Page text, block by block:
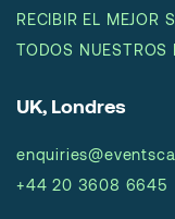
RECIBIR EL MEJOR
TODOS NUESTROS
UK, Londres
+44 20 3608 6645